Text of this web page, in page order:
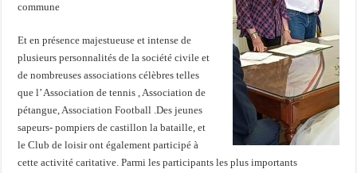
commune
Et en présence majestueuse et intense de
plusieurs personnalités de la société civile et
de nombreuses associations célèbres telles
que l’ Association de tennis , Association de
pétangue, Association Football .Des jeunes
sapeurs- pompiers de castillon la bataille, et
le Club de loisir ont également participé à
cette activité caritative. Parmi les participants les plus importants